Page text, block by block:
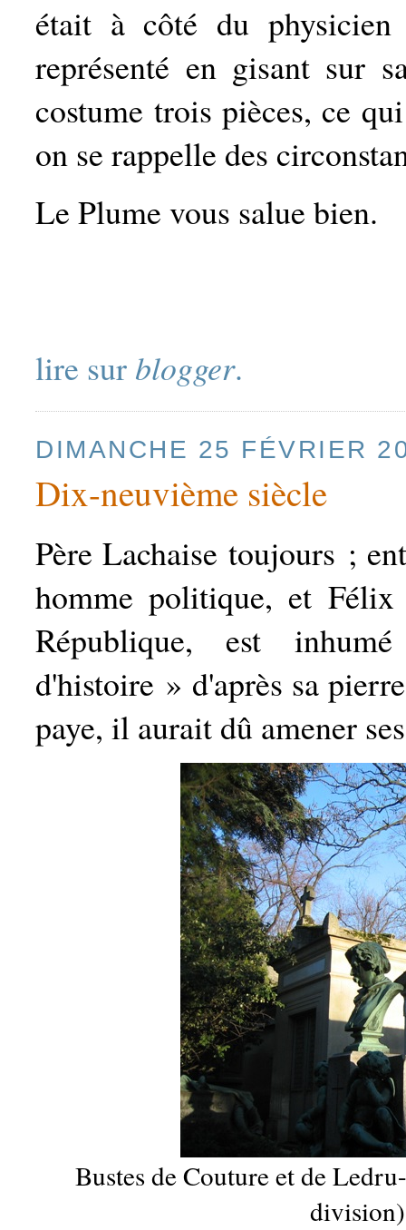
était à côté du
représenté en gisant sur
costume trois pièces, ce
on se rappelle des
Le Plume vous salue bien.
lire sur blogger.
DIMANCHE 25 FÉVRIER
Dix-neuvième siècle
Père Lachaise toujours ;
homme politique, et
République, est
d'histoire » d'après sa
paye, il aurait dû amener
Bustes de Couture et de